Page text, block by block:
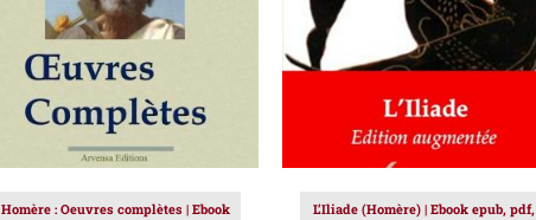
Homère : Oeuvres complètes | Ebook
L’Iliade (Homère) | Ebook epub, pdf,